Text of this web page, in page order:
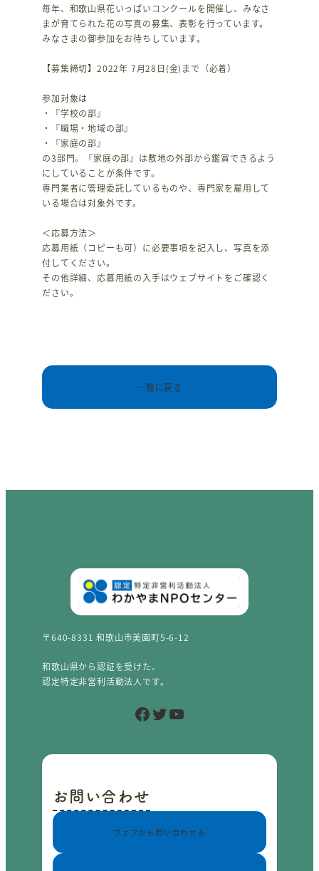
毎年、和歌山県花いっぱいコンクールを開催し、みなさ
まが育てられた花の写真の募集、表彰を行っています。
みなさまの御参加をお待ちしています。
【募集締切】2022年 7月28日(金)まで（必着）
参加対象は
・『学校の部』
・『職場・地域の部』
・『家庭の部』
の3部門。『家庭の部』は敷地の外部から鑑賞できるよう
にしていることが条件です。
専門業者に管理委託しているものや、専門家を雇用して
いる場合は対象外です。
＜応募方法＞
応募用紙（コピーも可）に必要事項を記入し、写真を添
付してください。
その他詳細、応募用紙の入手はウェブサイトをご確認く
ださい。
一覧に戻る
〒640-8331 和歌山市美園町5-6-12
和歌山県から認証を受けた、
認定特定非営利活動法人です。
Facebook Twitter YouTube
お問い合わせ
ウェブから問い合わせる